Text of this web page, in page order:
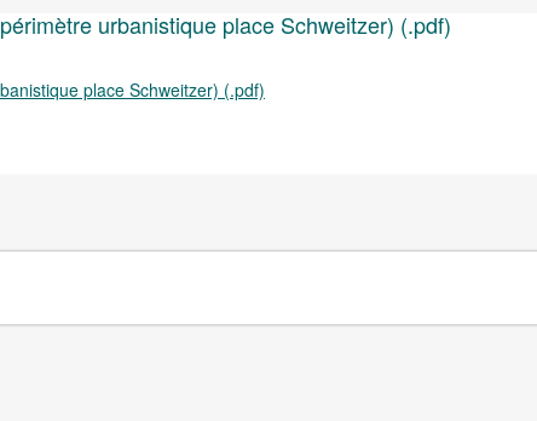
urbanistique place Schweitzer) (.pdf)
place Schweitzer) (.pdf)